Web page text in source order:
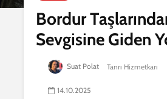
Bordur
Sevgisine Giden
Suat Polat Tanrı Hizmetkarı
14.10.2025